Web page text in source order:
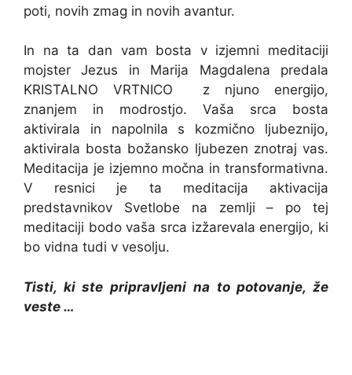
poti, novih zmag in novih avantur.
In na ta dan vam bosta v izjemni meditaciji
mojster Jezus in Marija Magdalena predala
KRISTALNO VRTNICO z njuno energijo,
znanjem in modrostjo. Vaša srca bosta
aktivirala in napolnila s kozmično ljubeznijo,
aktivirala bosta božansko ljubezen znotraj vas.
Meditacija je izjemno močna in transformativna.
V resnici je ta meditacija aktivacija
predstavnikov Svetlobe na zemlji – po tej
meditaciji bodo vaša srca izžarevala energijo, ki
bo vidna tudi v vesolju.
Tisti, ki ste pripravljeni na to potovanje, že
veste …